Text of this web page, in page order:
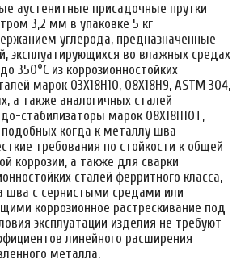
аустенитные присадочные прутки
3,2 мм в упаковке 5 кг
углерода, предназначенные
эксплуатирующихся во влажных средах
350°С из коррозионностойких
марок 03Х18Н10, 08Х18Н9, ASTM 304,
а также аналогичных сталей
стабилизаторы марок 08Х18Н10Т,
подобных когда к металлу шва
требования по стойкости к общей
коррозии, а также для сварки
сталей ферритного класса,
шва с сернистыми средами или
коррозионное растрескивание под
эксплуатации изделия не требуют
линейного расширения
металла.